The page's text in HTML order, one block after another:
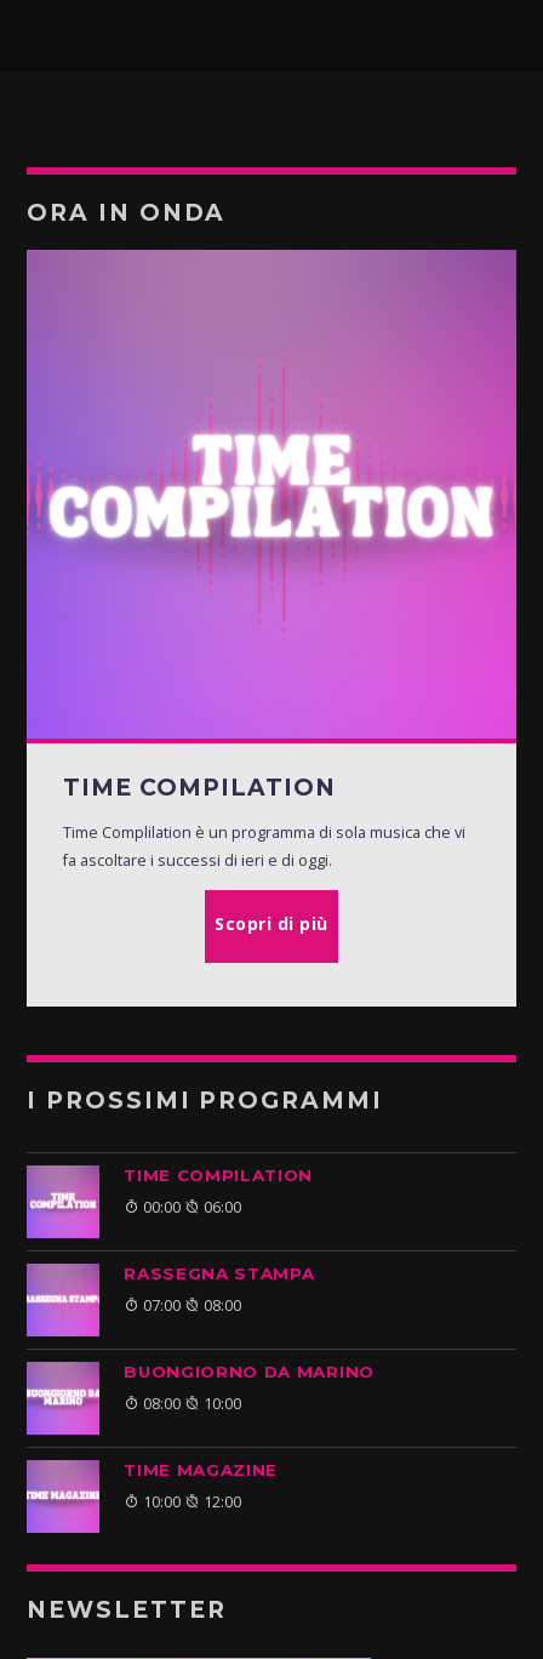
ORA IN ONDA
TIME COMPILATION
Time Complilation è un programma di sola musica che vi
fa ascoltare i successi di ieri e di oggi.
Scopri di più
I PROSSIMI PROGRAMMI
TIME COMPILATION
00:00 06:00
RASSEGNA STAMPA
07:00 08:00
BUONGIORNO DA MARINO
08:00 10:00
TIME MAGAZINE
10:00 12:00
NEWSLETTER